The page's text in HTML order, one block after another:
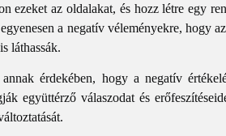
ezeket az oldalakat, és hozz létre egy
a negatív véleményekre, hogy
láthassák.
érdekében, hogy a negatív
együttérző válaszodat és